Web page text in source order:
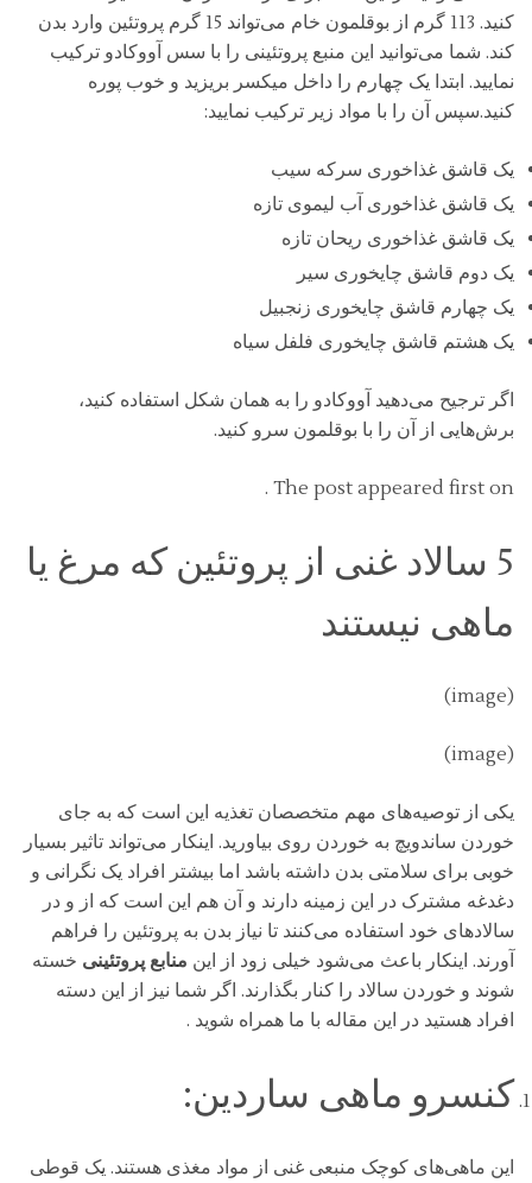
کنید. 113 گرم از بوقلمون خام می‌تواند 15 گرم پروتئین وارد بدن
کند. شما می‌توانید این منبع پروتئینی را با سس آووکادو ترکیب
نمایید. ابتدا یک چهارم را داخل میکسر بریزید و خوب پوره
کنید.سپس آن را با مواد زیر ترکیب نمایید:
یک قاشق غذاخوری سرکه سیب
یک قاشق غذاخوری آب لیموی تازه
یک قاشق غذاخوری ریحان تازه
یک دوم قاشق چایخوری سیر
یک چهارم قاشق چایخوری زنجبیل
یک هشتم قاشق چایخوری فلفل سیاه
اگر ترجیح می‌دهید آووکادو را به همان شکل استفاده کنید،
برش‌هایی از آن را با بوقلمون سرو کنید.
The post appeared first on .
5 سالاد غنی از پروتئین که مرغ یا
ماهی نیستند
(image)
(image)
یکی از توصیه‌های مهم متخصصان تغذیه این است که به جای
خوردن ساندویچ به خوردن روی بیاورید. اینکار می‌تواند تاثیر بسیار
خوبی برای سلامتی بدن داشته باشد اما بیشتر افراد یک نگرانی و
دغدغه مشترک در این زمینه دارند و آن هم این است که از و در
سالادهای خود استفاده می‌کنند تا نیاز بدن به پروتئین را فراهم
آورند. اینکار باعث می‌شود خیلی زود از این منابع پروتئینی خسته
شوند و خوردن سالاد را کنار بگذارند. اگر شما نیز از این دسته
افراد هستید در این مقاله با ما همراه شوید .
کنسرو ماهی ساردین:
این ماهی‌های کوچک منبعی غنی از مواد مغذی هستند. یک قوطی